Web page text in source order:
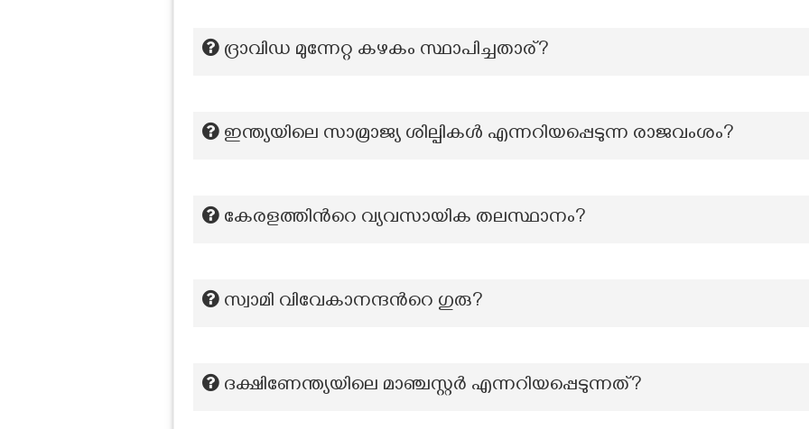
ദ്രാവിഡ മുന്നേറ്റ കഴകം സ്ഥാപിച്ചതാര്?
ഇന്ത്യയിലെ സാമ്രാജ്യ ശില്പികൾ എന്നറിയപ്പെടുന്ന രാജവംശം?
കേരളത്തിന്‍റെ വ്യവസായിക തലസ്ഥാനം?
സ്വാമി വിവേകാനന്ദൻറെ ഗുരു?
ദക്ഷിണേന്ത്യയിലെ മാഞ്ചസ്റ്റർ എന്നറിയപ്പെടുന്നത്?